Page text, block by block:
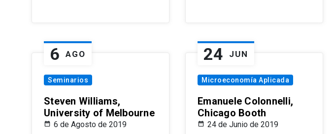
6 AGO
Seminarios
Steven Williams,
University of Melbourne
6 de Agosto de 2019
24 JUN
Microeconomía Aplicada
Emanuele Colonnelli,
Chicago Booth
24 de Junio de 2019